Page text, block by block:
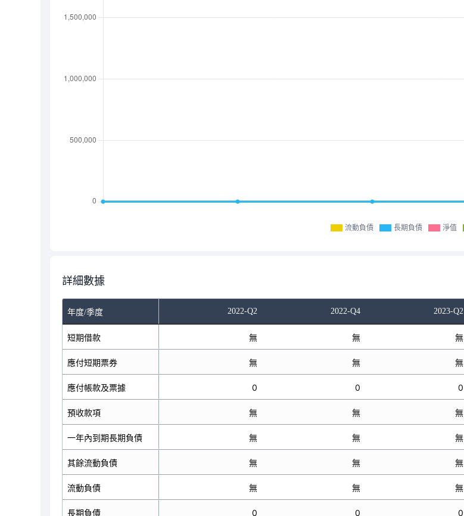
流動負債 長期負債 淨值
詳細數據
年度/季度 2022-Q2 2022-Q4 2023-Q2
短期借款
應付短期票券
應付帳款及票據
預收款項
一年內到期長期負債
其餘流動負債
流動負債
長期負債
無 無 無
無 無 無
0 0 0
無 無 無
無 無 無
無 無 無
無 無 無
0 0 0